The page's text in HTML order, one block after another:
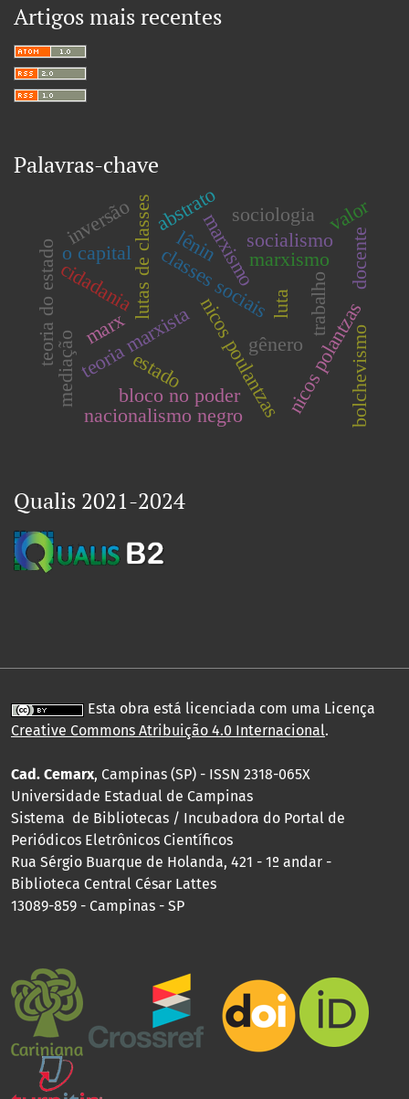
Artigos mais recentes
Palavras-chave
teoria marxistanicos poulantzas
estado
classes sociais
lutas de classes
bloco no poder
marxismomarxismo
socialismo
luta
cidadania
gênero
marx trabalho
nicos polantzas
teoria do estado
sociologia
nacionalismo negro
lênin
bolchevismo
o capital
abstrato
docente
inversão
mediação
valor
Qualis 2021-2024
Esta obra está licenciada com uma Licença
Creative Commons Atribuição 4.0 Internacional.
Cad. Cemarx, Campinas (SP) - ISSN 2318-065X
Universidade Estadual de Campinas
Sistema de Bibliotecas / Incubadora do Portal de
Periódicos Eletrônicos Científicos
Rua Sérgio Buarque de Holanda, 421 - 1º andar -
Biblioteca Central César Lattes
13089-859 - Campinas - SP